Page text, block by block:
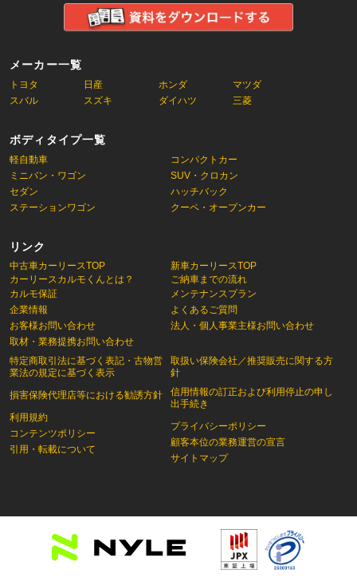
メーカー一覧
トヨタ 日産 ホンダ
マツダ
スバル
スズキ ダイハツ 三菱
ボディタイプ一覧
軽自動車
コンパクトカー
ミニバン・ワゴン
SUV・クロカン
セダン
ハッチバック
ステーションワゴン
クーペ・オープンカー
リンク
中古車カーリースTOP
カーリースカルモくんとは？
新車カーリースTOP
ご納車までの流れ
カルモ保証
企業情報
お客様お問い合わせ
取材・業務提携お問い合わせ
特定商取引法に基づく表記・古物営
業法の規定に基づく表示
損害保険代理店等における勧誘方針
利用規約
コンテンツポリシー
引用・転載について
メンテナンスプラン
よくあるご質問
法人・個人事業主様お問い合わせ
取扱い保険会社／推奨販売に関する方
針
信用情報の訂正および利用停止の申し
出手続き
プライバシーポリシー
顧客本位の業務運営の宣言
サイトマップ